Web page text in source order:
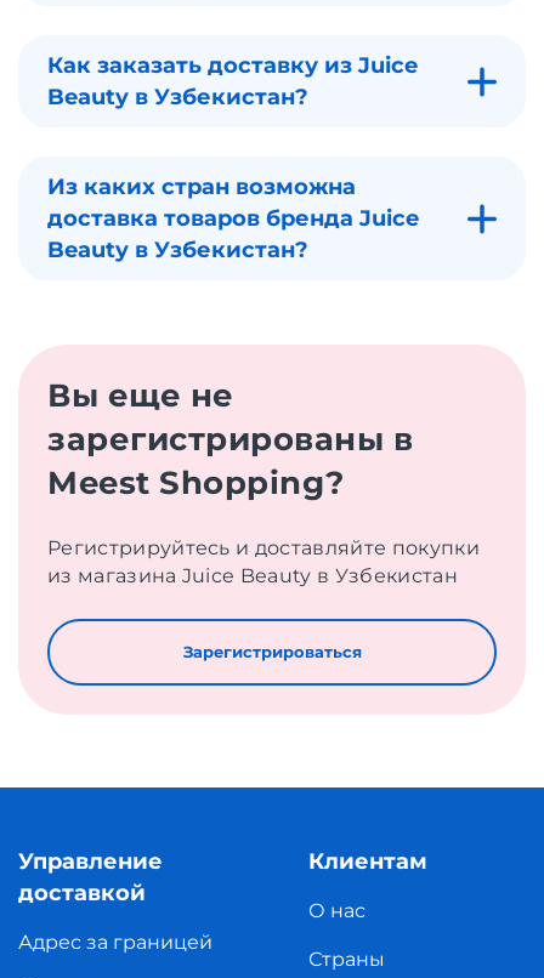
Как заказать доставку из Juice
Beauty в Узбекистан?
Из каких стран возможна
доставка товаров бренда Juice
Beauty в Узбекистан?
Вы еще не
зарегистрированы в
Meest Shopping?
Регистрируйтесь и доставляйте покупки
из магазина Juice Beauty в Узбекистан
Зарегистрироваться
Управление
доставкой
Адрес за границей
Клиентам
О нас
Страны